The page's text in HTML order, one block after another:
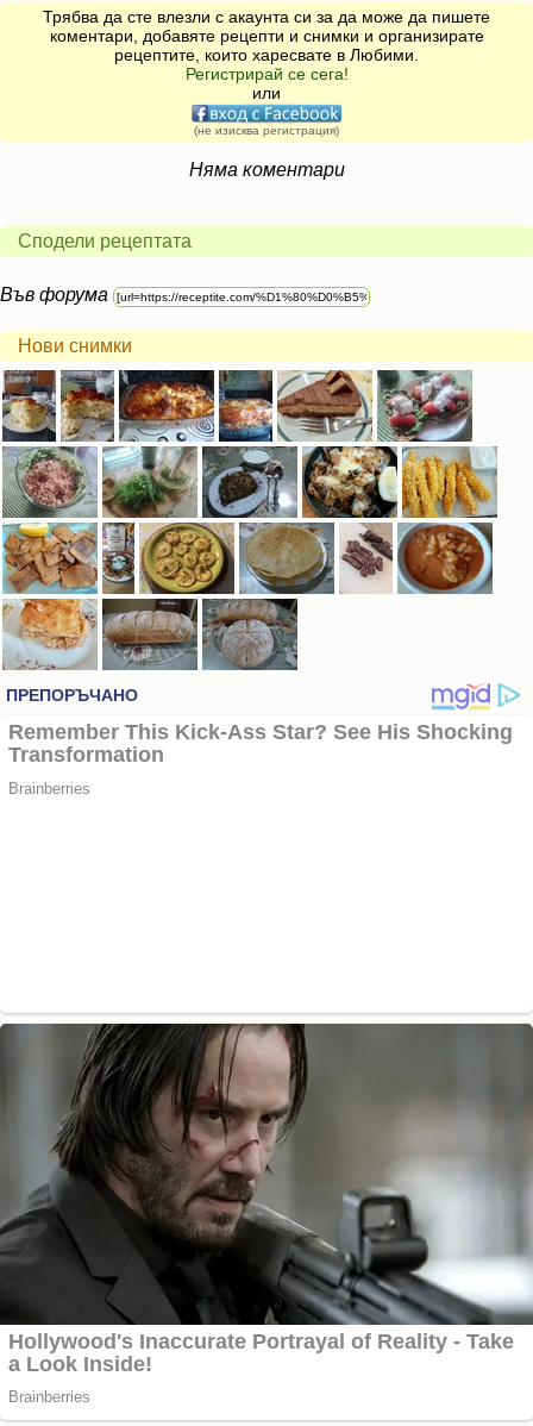
Трябва да сте влезли с акаунта си за да може да пишете
коментари, добавяте рецепти и снимки и организирате
рецептите, които харесвате в Любими.
Регистрирай се сега!
или
(не изисква регистрация)
Няма коментари
Сподели рецептата
Във форума
Нови снимки